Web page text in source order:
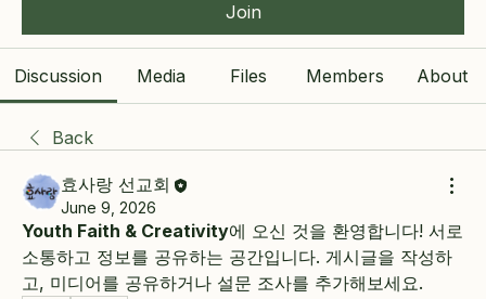
Join
Discussion Media Files Members About
Back
효사랑 선교회
June 9, 2026
Youth Faith & Creativity에 오신 것을 환영합니다! 서로
소통하고 정보를 공유하는 공간입니다. 게시글을 작성하
고, 미디어를 공유하거나 설문 조사를 추가해보세요.